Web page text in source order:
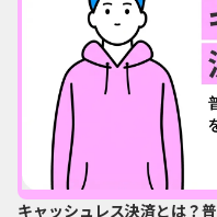
キャッシュレス決済とは？